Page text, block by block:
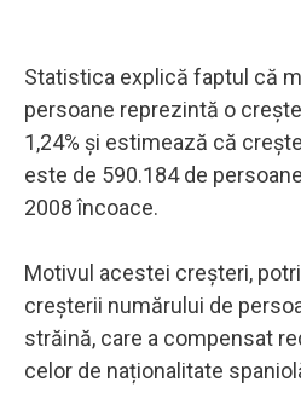
Statistica explică faptul că
persoane reprezintă o
1,24% și estimează că
este de 590.184 de
2008 încoace.
Motivul acestei creșteri,
creșterii numărului de
străină, care a compensat
celor de naționalitate